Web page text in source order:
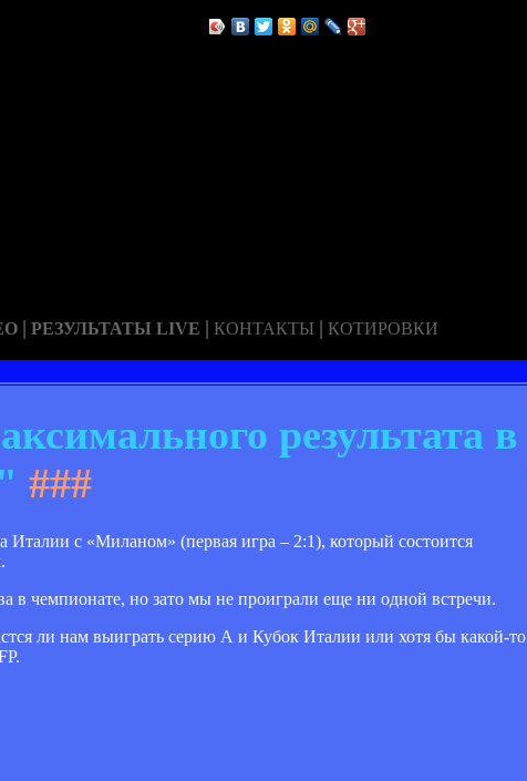
| РЕЗУЛЬТАТЫ LIVE | КОНТАКТЫ | КОТИРОВКИ
результата в
###
с «Миланом» (первая игра – 2:1), который состоится
в чемпионате, но зато мы не проиграли еще ни одной встречи.
ли нам выиграть серию А и Кубок Италии или хотя бы какой-то